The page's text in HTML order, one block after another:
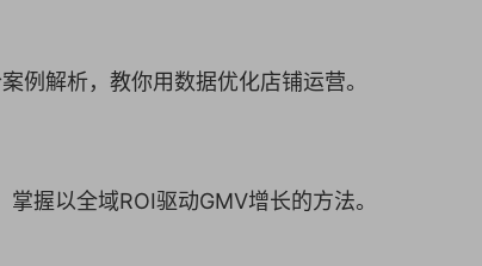
例解析，教你用数据优化店铺运营。
握以全域ROI驱动GMV增长的方法。